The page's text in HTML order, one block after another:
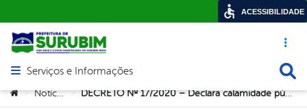
Acesso
Abrir menu principal de navegação
Serviços e Informações
Você está aqui:
> Notícias > DECRETO Nº 17/2020 – Declara calamidade pública municipal
ACESSIBILIDADE